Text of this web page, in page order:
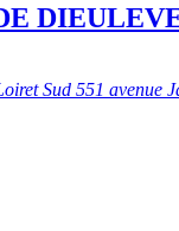
Sud 551 avenue